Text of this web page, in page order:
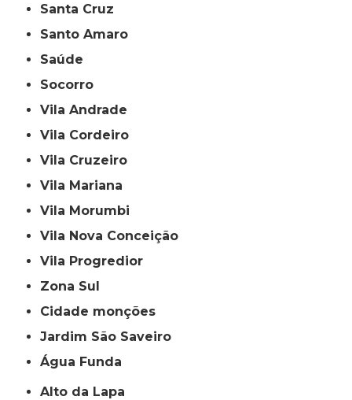
Santa Cruz
Santo Amaro
Saúde
Socorro
Vila Andrade
Vila Cordeiro
Vila Cruzeiro
Vila Mariana
Vila Morumbi
Vila Nova Conceição
Vila Progredior
Zona Sul
cidade monções
jardim São Saveiro
Água Funda
Alto da Lapa